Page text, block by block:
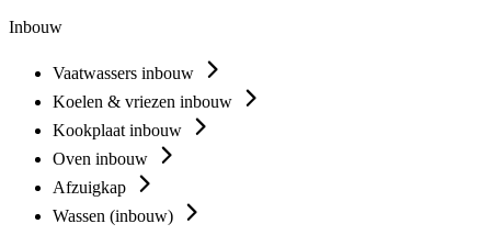
Inbouw
Vaatwassers inbouw
Koelen & vriezen inbouw
Kookplaat inbouw
Oven inbouw
Afzuigkap
Wassen (inbouw)